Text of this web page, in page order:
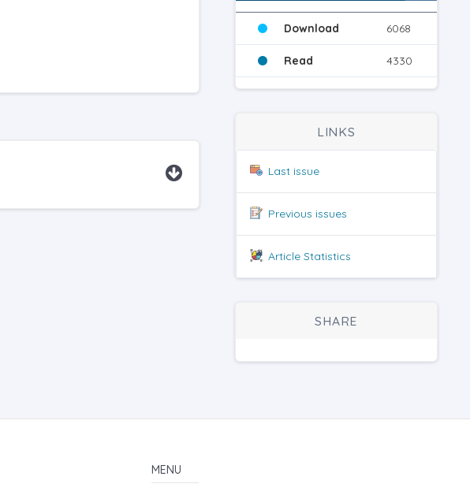
Download 6068
Read 4330
LINKS
Last issue
Previous issues
Article Statistics
SHARE
MENU